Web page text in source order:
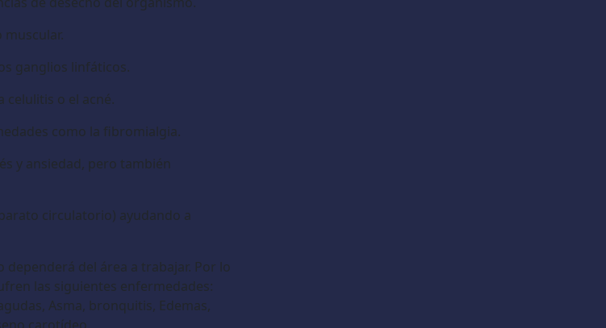
ganglios linfáticos.
celulitis o el acné.
como la fibromialgia.
y ansiedad, pero también
circulatorio) ayudando a
del área a trabajar. Por lo
las siguientes enfermedades:
Asma, bronquitis, Edemas,